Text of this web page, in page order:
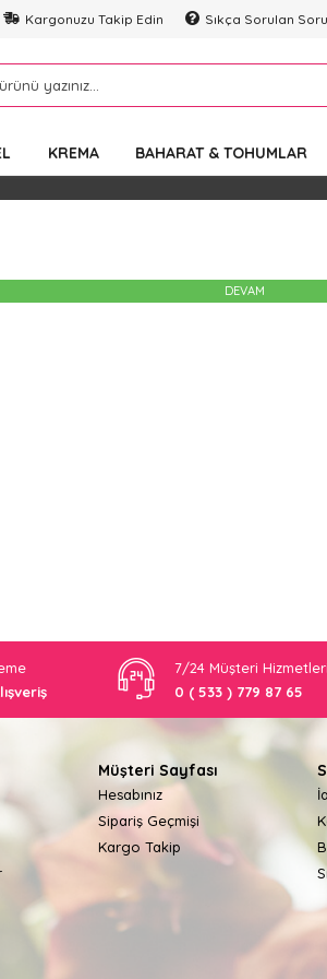
Kargonuzu Takip Edin Sıkça Sorulan
KREMA BAHARAT & TOHUMLAR
DEVAM
7/24 Müşteri Hizmetleri
0 ( 533 ) 779 87 65
Müşteri Sayfası
Hesabınız
Sipariş Geçmişi
Kargo Takip